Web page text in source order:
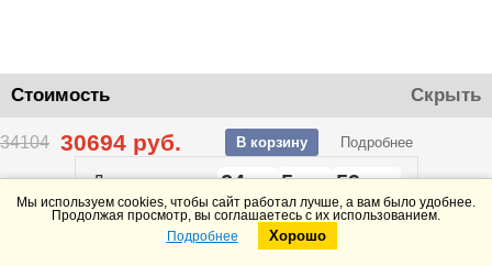
Стоимость Скрыть
34104 30694 руб. В корзину Подробнее
До конца акции24 5 59
Telegram
Мы используем cookies, чтобы сайт работал лучше, а вам было удобнее.
Продолжая просмотр, вы соглашаетесь с их использованием.
Подробнее
Хорошо